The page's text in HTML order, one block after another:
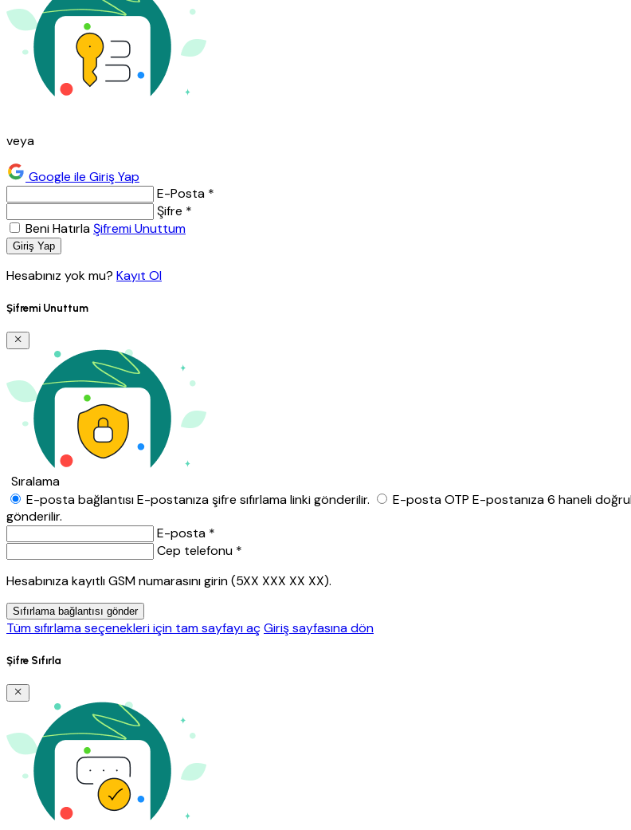
veya
Google ile Giriş Yap
E-Posta *
Şifre *
Beni HatırlaŞifremi Unuttum
Giriş Yap
Hesabınız yok mu? Kayıt Ol
Şifremi Unuttum
E-posta bağlantısıE-postanıza şifre sıfırlama linki gönderilir. E-posta OTP E-postanıza 6 haneli
gönderilir.
E-posta *
Cep telefonu *
Hesabınıza kayıtlı GSM numarasını girin (5XX XXX XX XX).
Sıfırlama bağlantısı gönder
Tüm sıfırlama seçenekleri için tam sayfayı açGiriş sayfasına dön
Şifre Sıfırla
Sıralama